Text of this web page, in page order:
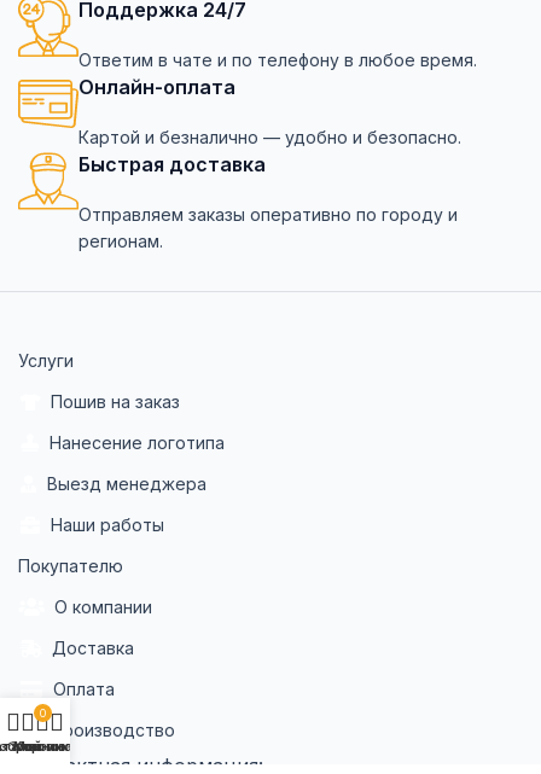
Поддержка 24/7
Ответим в чате и по телефону в любое время.
Онлайн-оплата
Картой и безналично — удобно и безопасно.
Быстрая доставка
Отправляем заказы оперативно по городу и
регионам.
Услуги
Пошив на заказ
Нанесение логотипа
Выезд менеджера
Наши работы
Покупателю
О компании
Доставка
Оплата
Производство
Контактная информация:
0
Корзина
Мой аккаунт